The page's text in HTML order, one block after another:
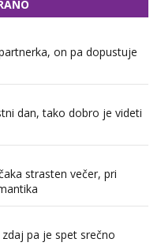
on pa dopustuje
dan, tako dobro je videti
strasten večer, pri
pa je spet srečno